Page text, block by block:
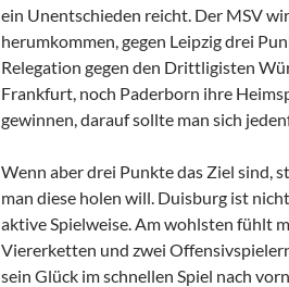
ein Unentschieden reicht. Der MSV
herumkommen, gegen Leipzig drei
Relegation gegen den Drittligisten
Frankfurt, noch Paderborn ihre
gewinnen, darauf sollte man sich
Wenn aber drei Punkte das Ziel sind,
man diese holen will. Duisburg ist
aktive Spielweise. Am wohlsten fühlt
Viererketten und zwei
sein Glück im schnellen Spiel nach